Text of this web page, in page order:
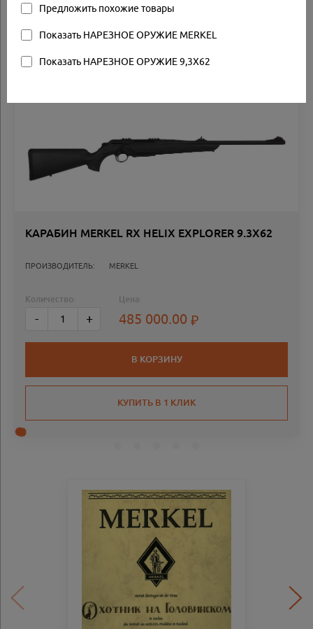
Предложить похожие товары
Показать НАРЕЗНОЕ ОРУЖИЕ MERKEL
Показать НАРЕЗНОЕ ОРУЖИЕ 9,3X62
Другие товары
КАРАБИН MERKEL RX HELIX EXPLORER 9.3X62
ПРОИЗВОДИТЕЛЬ: MERKEL
Количество:
- +
Цена:
485 000.00
В КОРЗИНУ
КУПИТЬ В 1 КЛИК